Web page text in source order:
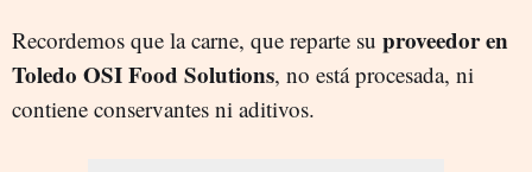
Recordemos que la carne, que reparte su proveedor en
Toledo OSI Food Solutions, no está procesada, ni
contiene conservantes ni aditivos.